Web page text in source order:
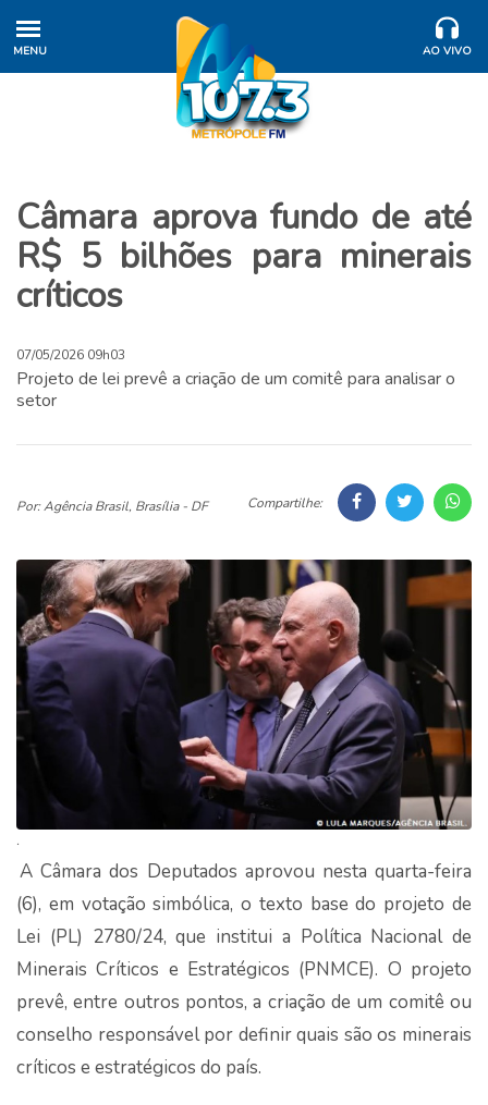
MENU AO VIVO
Câmara aprova fundo de até
R$ 5 bilhões para minerais
críticos
07/05/2026 09h03
Projeto de lei prevê a criação de um comitê para analisar o
setor
Por: Agência Brasil, Brasília - DF Compartilhe:
.
A Câmara dos Deputados aprovou nesta quarta-feira
(6), em votação simbólica, o texto base do projeto de
Lei (PL) 2780/24, que institui a Política Nacional de
Minerais Críticos e Estratégicos (PNMCE). O projeto
prevê, entre outros pontos, a criação de um comitê ou
conselho responsável por definir quais são os minerais
críticos e estratégicos do país.